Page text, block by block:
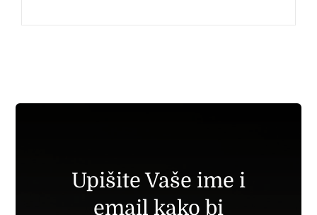
Upišite Vaše ime i
email kako bi